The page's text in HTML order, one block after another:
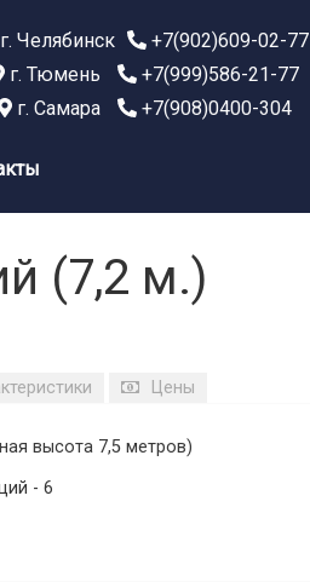
г. Челябинск
+7(902)609-02-77
г. Тюмень
+7(999)586-21-77
г. Самара
+7(908)0400-304
(7,2 м.)
Цены
высота 7,5 метров)
- 6